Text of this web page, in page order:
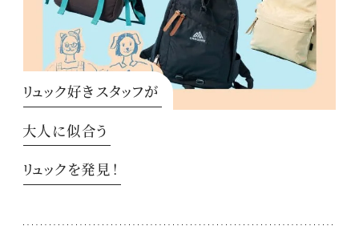
リュック好きスタッフが
大人に似合う
リュックを発見！